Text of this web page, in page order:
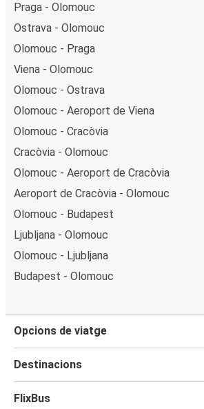
Praga - Olomouc
Ostrava - Olomouc
Olomouc - Praga
Viena - Olomouc
Olomouc - Ostrava
Olomouc - Aeroport de Viena
Olomouc - Cracòvia
Cracòvia - Olomouc
Olomouc - Aeroport de Cracòvia
Aeroport de Cracòvia - Olomouc
Olomouc - Budapest
Ljubljana - Olomouc
Olomouc - Ljubljana
Budapest - Olomouc
Opcions de viatge
Destinacions
FlixBus